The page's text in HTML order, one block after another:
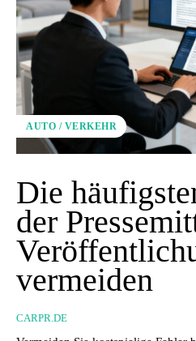
AUTO / VERKEHR
Die
der
vermeiden
CARPR.DE